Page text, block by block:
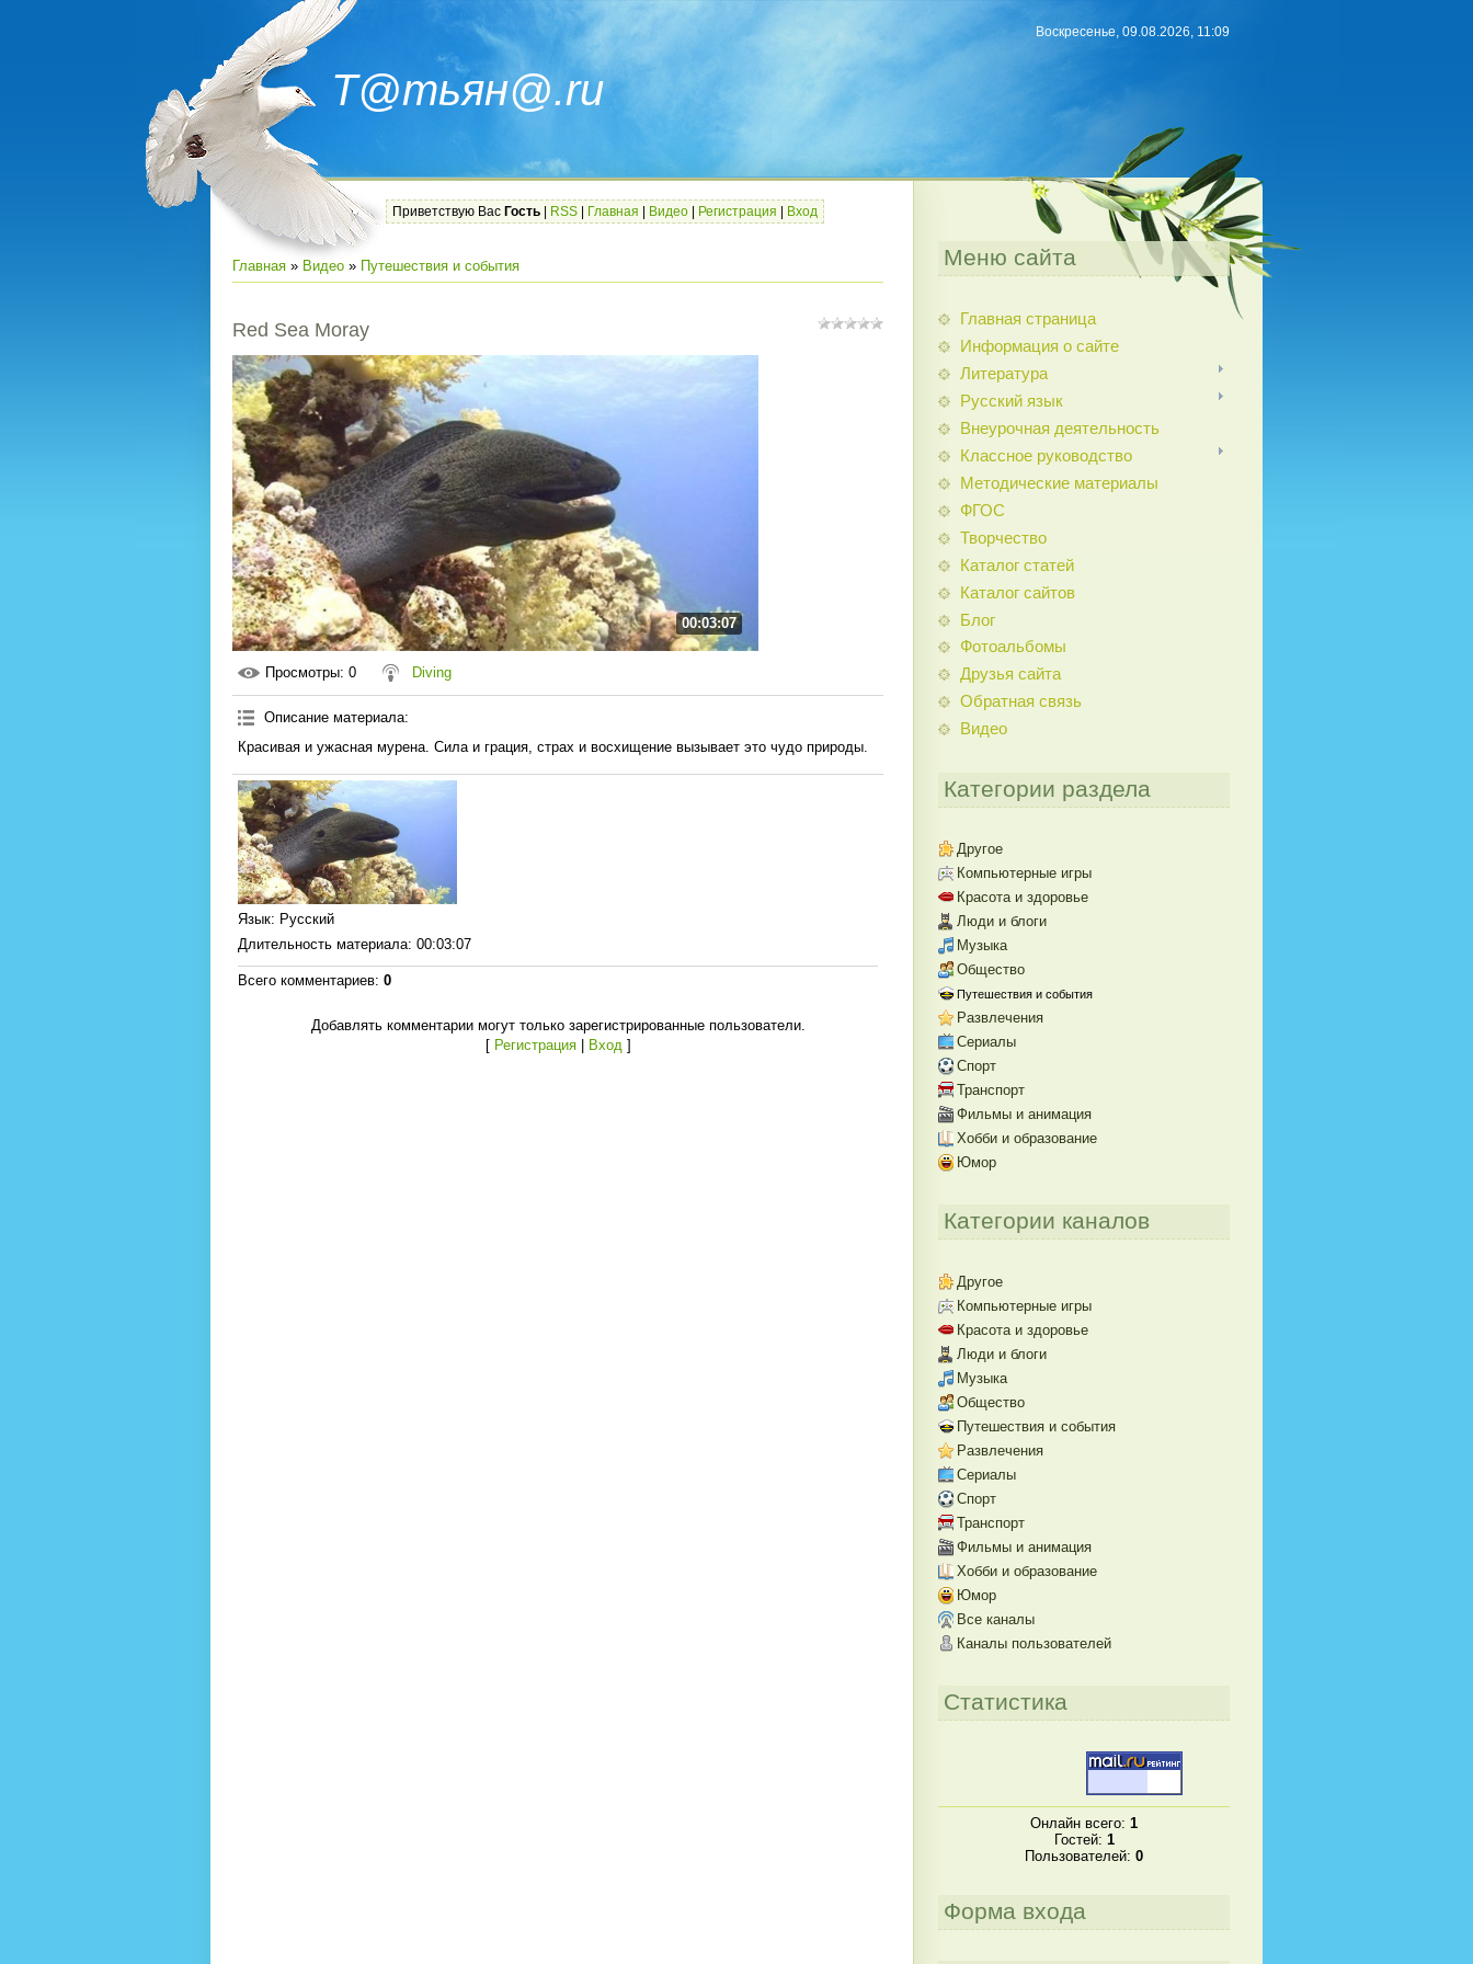
Т@тьян@.ru
Воскресенье, 09.08.2026, 11:09
Приветствую Вас Гость RSS Главная Видео Регистрация Вход
Главная » Видео » Путешествия и события
Red Sea Moray
00:03:07
Просмотры: 0 Diving
Описание материала:
Красивая и ужасная мурена. Сила и грация, страх и восхищение вызывает это чудо природы.
Язык: Русский
Длительность материала: 00:03:07
Всего комментариев: 0
Добавлять комментарии могут только зарегистрированные пользователи.
[ Регистрация| Вход ]
Меню сайта
Главная страница
Информация о сайте
Литература
Русский язык
Внеурочная деятельность
Классное руководство
Методические материалы
ФГОС
Творчество
Каталог статей
Каталог сайтов
Блог
Фотоальбомы
Друзья сайта
Обратная связь
Видео
Категории раздела
Другое
Компьютерные игры
Красота и здоровье
Люди и блоги
Музыка
Общество
Путешествия и события
Развлечения
Сериалы
Спорт
Транспорт
Фильмы и анимация
Хобби и образование
Юмор
Категории каналов
Другое
Компьютерные игры
Красота и здоровье
Люди и блоги
Музыка
Общество
Путешествия и события
Развлечения
Сериалы
Спорт
Транспорт
Фильмы и анимация
Хобби и образование
Юмор
Все каналы
Каналы пользователей
Статистика
Онлайн всего: 1
Гостей: 1
Пользователей: 0
Форма входа